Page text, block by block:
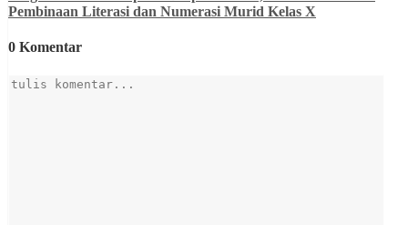
Pembinaan Literasi dan Numerasi Murid Kelas X
0 Komentar